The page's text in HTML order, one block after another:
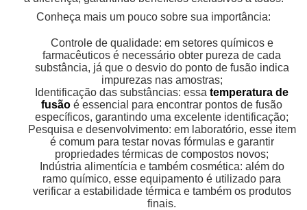
Conheça mais um pouco sobre sua importância:
Controle de qualidade: em setores químicos e
farmacêuticos é necessário obter pureza de cada
substância, já que o desvio do ponto de fusão indica
impurezas nas amostras;
Identificação das substâncias: essa temperatura de
fusão é essencial para encontrar pontos de fusão
específicos, garantindo uma excelente identificação;
Pesquisa e desenvolvimento: em laboratório, esse item
é comum para testar novas fórmulas e garantir
propriedades térmicas de compostos novos;
Indústria alimentícia e também cosmética: além do
ramo químico, esse equipamento é utilizado para
verificar a estabilidade térmica e também os produtos
finais.